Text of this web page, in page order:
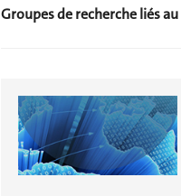
Groupes de recherche liés